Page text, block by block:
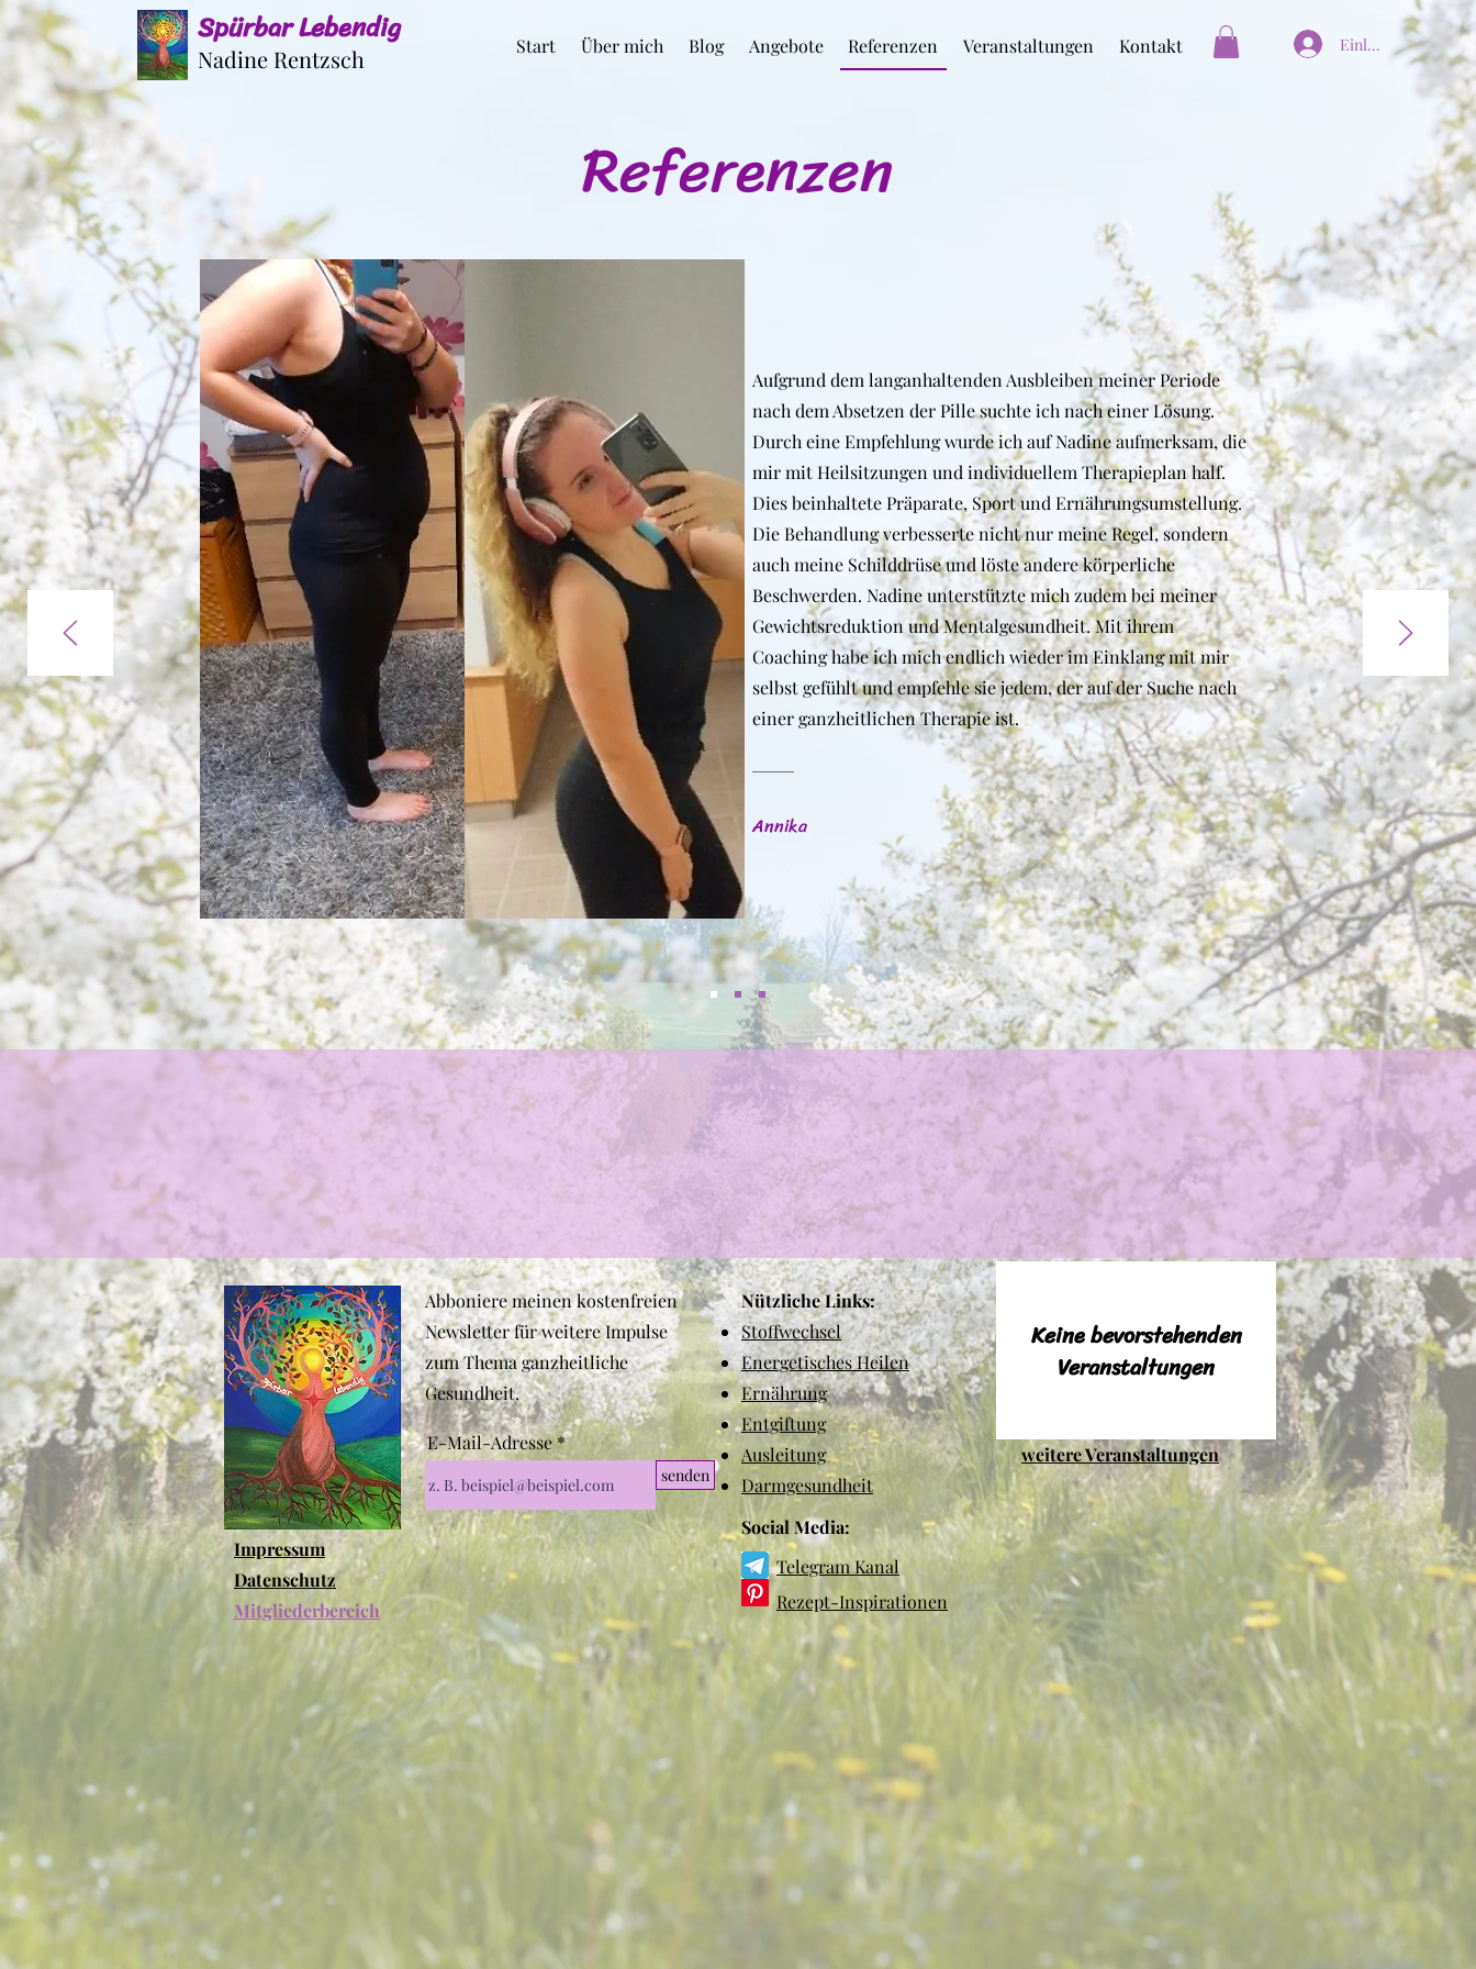
Spürbar Lebendig
Nadine Rentzsch Start Über mich Blog Angebote Referenzen Veranstaltungen Kontakt Einloggen
Referenzen
Aufgrund dem langanhaltenden Ausbleiben meiner Periode
nach dem Absetzen der Pille suchte ich nach einer Lösung.
Durch eine Empfehlung wurde ich auf Nadine aufmerksam, die
mir mit Heilsitzungen und individuellem Therapieplan half.
Dies beinhaltete Präparate, Sport und Ernährungsumstellung.
Die Behandlung verbesserte nicht nur meine Regel, sondern
auch meine Schilddrüse und löste andere körperliche
Beschwerden. Nadine unterstützte mich zudem bei meiner
Gewichtsreduktion und Mentalgesundheit. Mit ihrem
Coaching habe ich mich endlich wieder im Einklang mit mir
selbst gefühlt und empfehle sie jedem, der auf der Suche nach
einer ganzheitlichen Therapie ist.
Annika
Impressum
Datenschutz
Mitgliederbereich
Abboniere meinen kostenfreien
Newsletter für weitere Impulse
zum Thema ganzheitliche
Gesundheit.
E-Mail-Adresse
senden
Nützliche Links:
Stoffwechsel
Energetisches Heilen
Ernährung
Entgiftung
Ausleitung
Darmgesundheit
Social Media:
Telegram Kanal
Rezept-Inspirationen
Keine bevorstehenden
Veranstaltungen
weitere Veranstaltungen